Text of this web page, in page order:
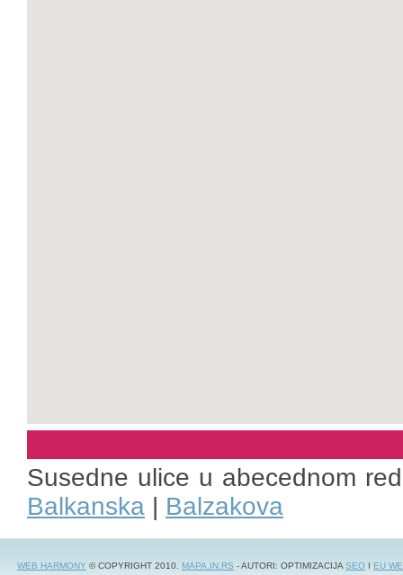
Susedne ulice u abecednom
Balkanska | Balzakova
WEB HARMONY © COPYRIGHT 2010. MAPA.IN.RS - AUTORI: OPTIMIZACIJASEO I EU